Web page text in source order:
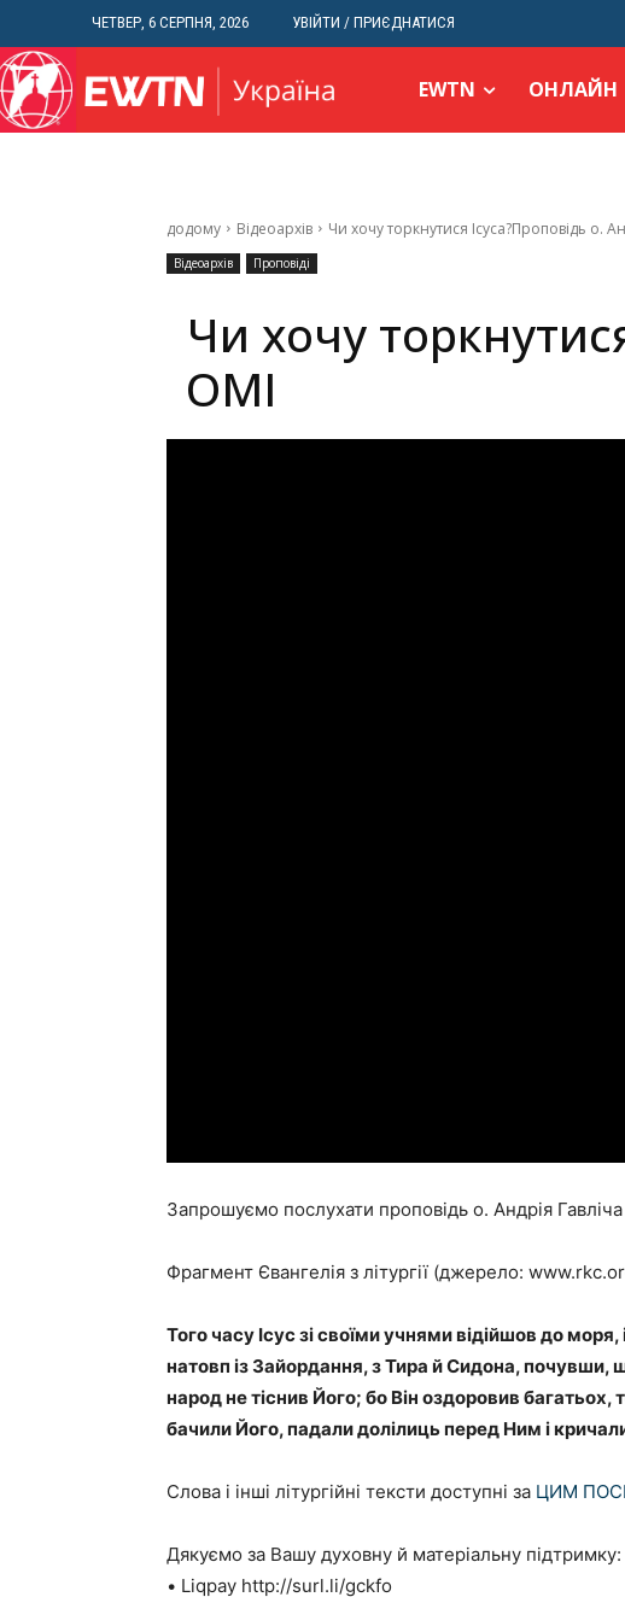
ЧЕТВЕР, 6 СЕРПНЯ, 2026 УВІЙТИ / ПРИЄДНАТИСЯ
EWTN ОНЛАЙН
додому Відеоархів Чи хочу торкнутися Ісуса?Проповідь о.
Відеоархів Проповіді
Чи хочу
ОМІ
Запрошуємо послухати проповідь о. Андрія
Фрагмент Євангелія з літургії (джерело:
Того часу Ісус зі своїми учнями відійшов до
натовп із Зайордання, з Тира й Сидона, почувши,
народ не тіснив Його; бо Він оздоровив
бачили Його, падали долілиць перед Ним і
Cлова і інші літургійні тексти доступні за ЦИМ
Дякуємо за Вашу духовну й матеріальну підтримку:
• Liqpay http://surl.li/gckfo